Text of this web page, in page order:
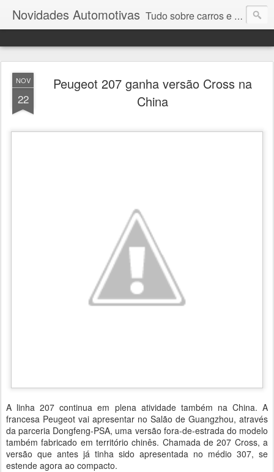
Novidades Automotivas Tudo sobre carros e motores
NOV
22
Peugeot 207 ganha versão Cross na
China
A linha 207 continua em plena atividade também na China. A
francesa Peugeot vai apresentar no Salão de Guangzhou, através
da parceria Dongfeng-PSA, uma versão fora-de-estrada do modelo
também fabricado em território chinês. Chamada de 207 Cross, a
versão que antes já tinha sido apresentada no médio 307, se
estende agora ao compacto.